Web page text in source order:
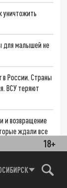
18+
уничтожить
для малышей не
России. Страны
ВСУ теряют
и возвращение
ждали все